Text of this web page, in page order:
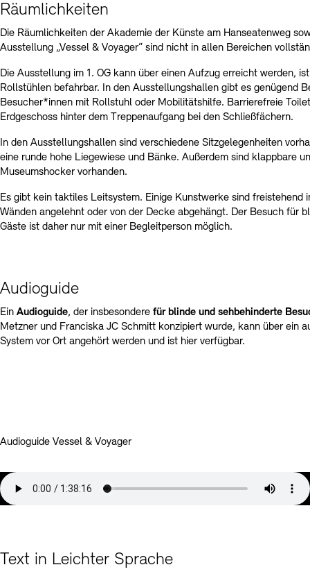
Räumlichkeiten
Die Räumlichkeiten der Akademie der Künste am Hanseatenweg
Ausstellung „Vessel & Voyager“ sind nicht in allen Bereichen
Die Ausstellung im 1. OG kann über einen Aufzug erreicht werden,
Rollstühlen befahrbar. In den Ausstellungshallen gibt es genügend
Besucher*innen mit Rollstuhl oder Mobilitätshilfe. Barrierefreie
Erdgeschoss hinter dem Treppenaufgang bei den Schließfächern.
In den Ausstellungshallen sind verschiedene Sitzgelegenheiten
eine runde hohe Liegewiese und Bänke. Außerdem sind klappbare
Museumshocker vorhanden.
Es gibt kein taktiles Leitsystem. Einige Kunstwerke sind freistehend
Wänden angelehnt oder von der Decke abgehängt. Der Besuch für
Gäste ist daher nur mit einer Begleitperson möglich.
Audioguide
Ein Audioguide, der insbesondere für blinde und sehbehinderte
Metzner und Franciska JC Schmitt konzipiert wurde, kann über ein
System vor Ort angehört werden und ist hier verfügbar.
Audioguide Vessel & Voyager
Text in Leichter Sprache